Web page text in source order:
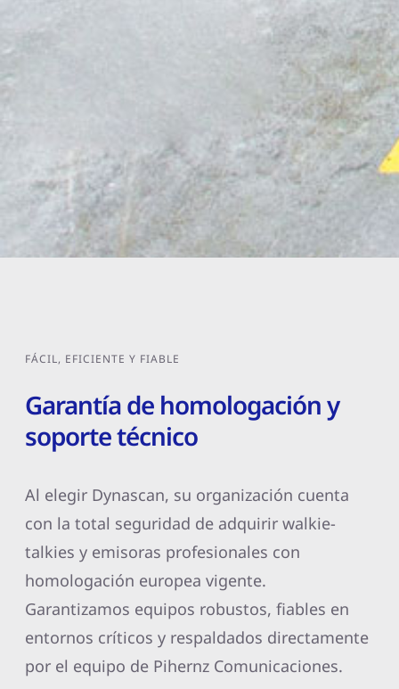
FÁCIL, EFICIENTE Y FIABLE
Garantía de homologación y
soporte técnico
Al elegir Dynascan, su organización cuenta
con la total seguridad de adquirir walkie-
talkies y emisoras profesionales con
homologación europea vigente.
Garantizamos equipos robustos, fiables en
entornos críticos y respaldados directamente
por el equipo de Pihernz Comunicaciones.